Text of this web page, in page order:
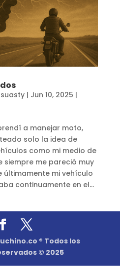
| Jun 10, 2025 |
a manejar moto,
solo la idea de
como mi medio de
me pareció muy
últimamente mi vehículo
continuamente en el...
® Todos los
© 2025